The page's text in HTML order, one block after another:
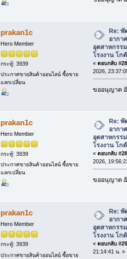
prakan1c
Hero Member
กระทู้: 3939
ประกาศขายสินค้าออนไลน์ ซื้อขาย
แลกเปลี่ยน
Re: พั
อากา
อุตสาหกรร
โรงงาน โก
« ตอบกลับ
2026,
ขออนุญาต
prakan1c
Hero Member
กระทู้: 3939
ประกาศขายสินค้าออนไลน์ ซื้อขาย
แลกเปลี่ยน
Re:
อากา
อุตสาหกรร
โรงงาน โก
« ตอบกลับ
2026,
ขออนุญาต
prakan1c
Hero Member
กระทู้: 3939
ประกาศขายสินค้าออนไลน์ ซื้อขาย
Re:
อากา
อุตสาหกรร
โรงงาน โก
« ตอบกลับ
21:14:41 น. »